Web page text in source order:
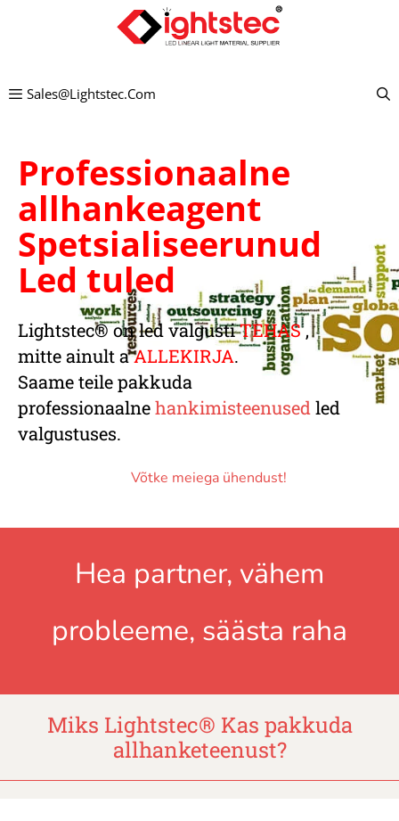
Sales@lightstec.com
Professionaalne
allhankeagent
Spetsialiseerunud
Led tuled
Lightstec® onled valgustiTEHAS,
mitte ainult aALLEKIRJA.
Saame teile pakkuda
professionaalnehankimisteenused led
valgustuses.
Võtke meiega ühendust!
Hea partner, vähem
probleeme, säästa raha
Miks Lightstec® Kas pakkuda
allhanketeenust?